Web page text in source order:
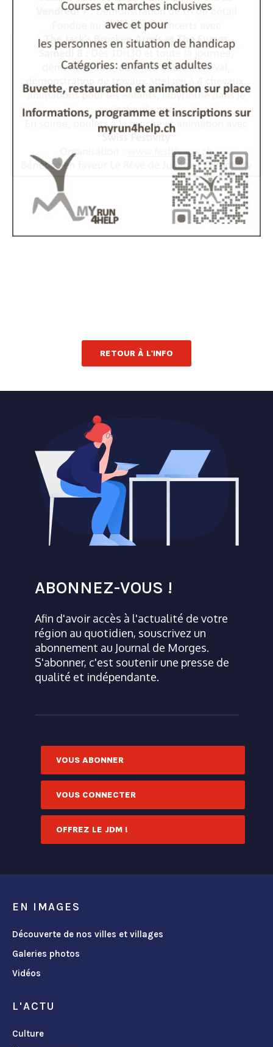
RETOUR À L'INFO
ABONNEZ-VOUS !
Afin d'avoir accès à l'actualité de votre
région au quotidien, souscrivez un
abonnement au Journal de Morges.
S'abonner, c'est soutenir une presse de
qualité et indépendante.
VOUS ABONNER
VOUS CONNECTER
OFFREZ LE JDM !
EN IMAGES
Découverte de nos villes et villages
Galeries photos
Vidéos
L'ACTU
Culture